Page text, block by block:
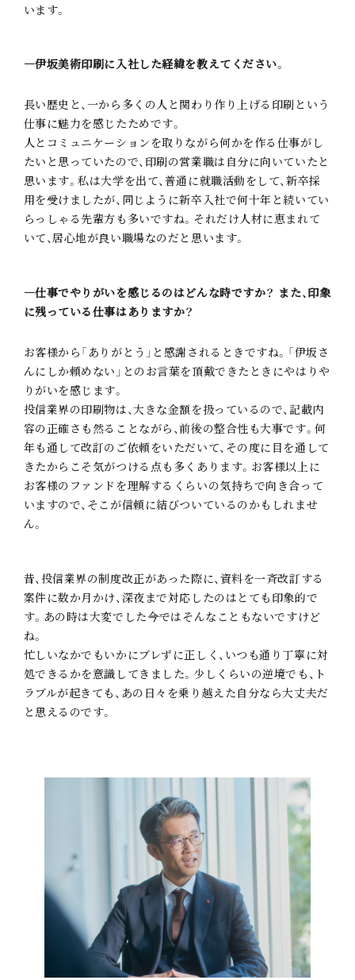
います。
―伊坂美術印刷に入社した経緯を教えてください。
長い歴史と、一から多くの人と関わり作り上げる印刷という
仕事に魅力を感じたためです。
人とコミュニケーションを取りながら何かを作る仕事がし
たいと思っていたので、印刷の営業職は自分に向いていたと
思います。私は大学を出て、普通に就職活動をして、新卒採
用を受けましたが、同じように新卒入社で何十年と続いてい
らっしゃる先輩方も多いですね。それだけ人材に恵まれて
いて、居心地が良い職場なのだと思います。
―仕事でやりがいを感じるのはどんな時ですか？ また、印象
に残っている仕事はありますか？
お客様から「ありがとう」と感謝されるときですね。「伊坂さ
んにしか頼めない」とのお言葉を頂戴できたときにやはりや
りがいを感じます。
投信業界の印刷物は、大きな金額を扱っているので、記載内
容の正確さも然ることながら、前後の整合性も大事です。何
年も通して改訂のご依頼をいただいて、その度に目を通して
きたからこそ気がつける点も多くあります。お客様以上に
お客様のファンドを理解するくらいの気持ちで向き合って
いますので、そこが信頼に結びついているのかもしれませ
ん。
昔、投信業界の制度改正があった際に、資料を一斉改訂する
案件に数か月かけ、深夜まで対応したのはとても印象的で
す。あの時は大変でした――今ではそんなこともないですけど
ね。
忙しいなかでもいかにブレずに正しく、いつも通り丁寧に対
処できるかを意識してきました。少しくらいの逆境でも、ト
ラブルが起きても、あの日々を乗り越えた自分なら大丈夫だ
と思えるのです。